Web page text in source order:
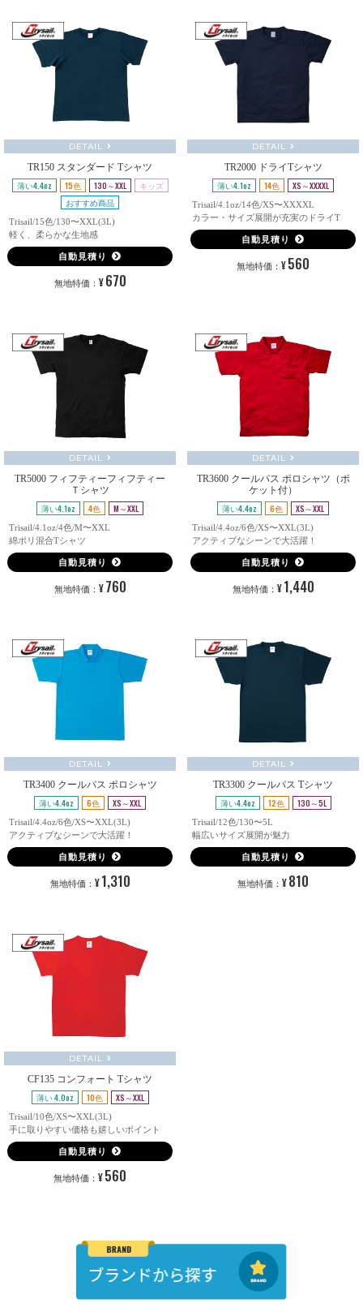
DETAIL
TR150 スタンダード Tシャツ
薄い4.4oz 15色 130～XXL
キッズ
おすすめ商品
Trisail/15色/130〜XXL(3L)
軽く、柔らかな生地感
自動見積り
無地特価： ¥ 670
DETAIL
TR2000 ドライTシャツ
薄い4.1oz 14色 XS～XXXXL
Trisail/4.1oz/14色/XS〜XXXXL
カラー・サイズ展開が充実のドライT
自動見積り
無地特価：¥ 560
DETAIL
TR5000 フィフティーフィフティー
Ｔシャツ
薄い4.1oz 4色 M～XXL
Trisail/4.1oz/4色/M〜XXL
綿ポリ混合Tシャツ
自動見積り
無地特価： ¥ 760
DETAIL
TR3600 クールパス ポロシャツ（ポ
ケット付）
薄い4.4oz 6色 XS～XXL
Trisail/4.4oz/6色/XS〜XXL(3L)
アクティブなシーンで大活躍！
自動見積り
無地特価： ¥ 1,440
DETAIL
TR3400 クールパス ポロシャツ
薄い4.4oz 6色 XS～XXL
Trisail/4.4oz/6色/XS〜XXL(3L)
アクティブなシーンで大活躍！
自動見積り
無地特価： ¥ 1,310
DETAIL
TR3300 クールパス Tシャツ
薄い4.4oz 12色 130～5L
Trisail/12色/130〜5L
幅広いサイズ展開が魅力
自動見積り
無地特価：¥ 810
DETAIL
CF135 コンフォート Tシャツ
薄い 4.0oz 10色 XS～XXL
Trisail/10色/XS〜XXL(3L)
手に取りやすい価格も嬉しいポイント
自動見積り
無地特価：¥ 560